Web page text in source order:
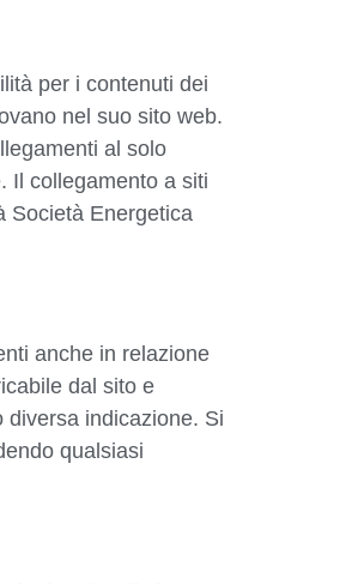
per i contenuti dei
nel suo sito web.
al solo
Il collegamento a siti
Società Energetica
anche in relazione
dal sito e
diversa indicazione. Si
qualsiasi